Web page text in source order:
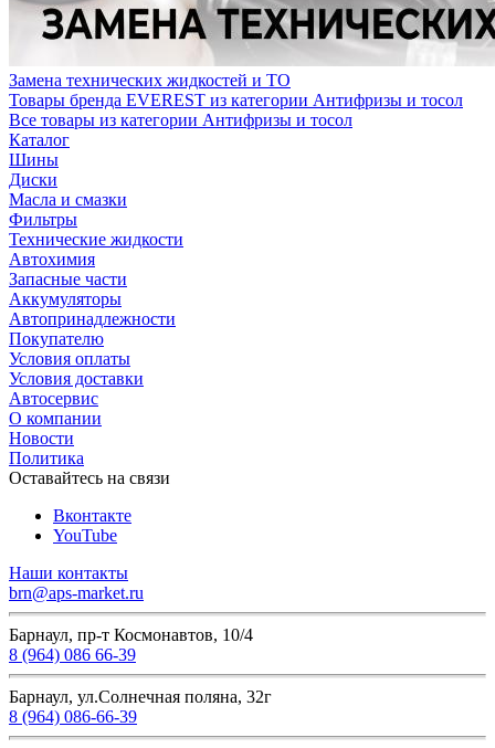
Замена технических жидкостей и ТО
Товары бренда EVEREST из категории Антифризы и тосол
Все товары из категории Антифризы и тосол
Каталог
Шины
Диски
Масла и смазки
Фильтры
Технические жидкости
Автохимия
Запасные части
Аккумуляторы
Автопринадлежности
Покупателю
Условия оплаты
Условия доставки
Автосервис
О компании
Новости
Политика
Оставайтесь на связи
Вконтакте
YouTube
Наши контакты
brn@aps-market.ru
Барнаул, пр-т Космонавтов, 10/4
8 (964) 086 66-39
Барнаул, ул.Солнечная поляна, 32г
8 (964) 086-66-39